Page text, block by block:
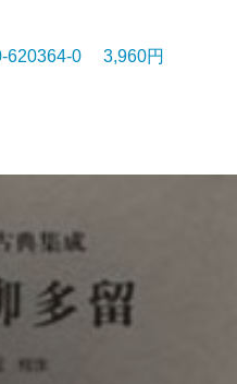
620364-0 3,960円